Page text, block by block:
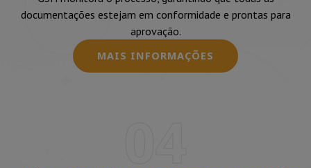
documentações estejam em conformidade e prontas para
aprovação.
MAIS INFORMAÇÕES